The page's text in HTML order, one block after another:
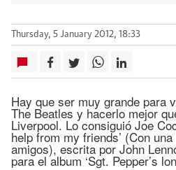
Thursday, 5 January 2012, 18:33
Hay que ser muy grande para
The Beatles y hacerlo mejor
Liverpool. Lo consiguió Joe
help from my friends’ (Con
amigos), escrita por John
para el album ‘Sgt. Pepper’s